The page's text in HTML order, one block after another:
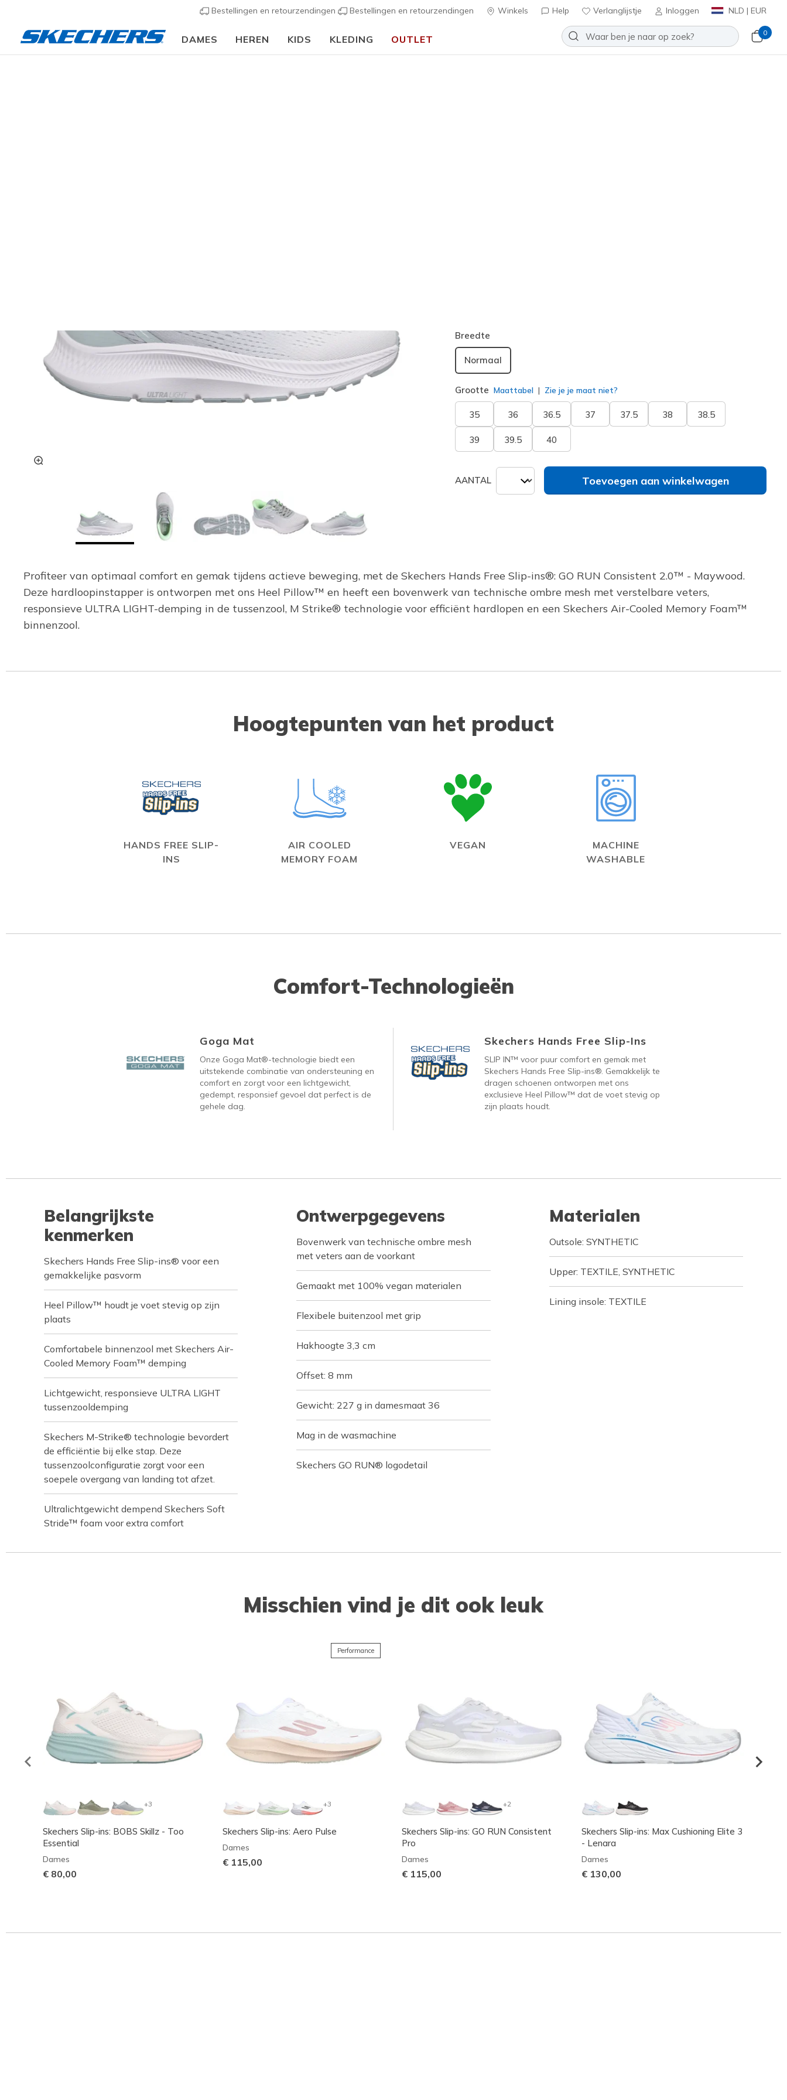
Bestellingen en retourzendingen Bestellingen en retourzendingen Winkels Help Verlanglijstje Inloggen NLD | EUR
DAMES HEREN KIDS KLEDING OUTLET
0
Breedte
Normaal
Grootte Maattabel Zie je je maat niet?
35 36 36.5 37 37.5 38 38.5
39 39.5 40
AANTAL Toevoegen aan winkelwagen
Profiteer van optimaal comfort en gemak tijdens actieve beweging, met de Skechers Hands Free Slip-ins®: GO RUN Consistent 2.0™ - Maywood.
Deze hardloopinstapper is ontworpen met ons Heel Pillow™ en heeft een bovenwerk van technische ombre mesh met verstelbare veters,
responsieve ULTRA LIGHT-demping in de tussenzool, M Strike® technologie voor efficiënt hardlopen en een Skechers Air-Cooled Memory Foam™
binnenzool.
Hoogtepunten van het product
HANDS FREE SLIP-
INS
AIR COOLED
MEMORY FOAM
VEGAN
MACHINE
WASHABLE
Comfort-Technologieën
Goga Mat
Onze Goga Mat®-technologie biedt een
uitstekende combinatie van ondersteuning en
comfort en zorgt voor een lichtgewicht,
gedempt, responsief gevoel dat perfect is de
gehele dag.
Skechers Hands Free Slip-Ins
SLIP IN™ voor puur comfort en gemak met
Skechers Hands Free Slip-ins®. Gemakkelijk te
dragen schoenen ontworpen met ons
exclusieve Heel Pillow™ dat de voet stevig op
zijn plaats houdt.
Belangrijkste
kenmerken
Skechers Hands Free Slip-ins® voor een
gemakkelijke pasvorm
Heel Pillow™ houdt je voet stevig op zijn
plaats
Comfortabele binnenzool met Skechers Air-
Cooled Memory Foam™ demping
Lichtgewicht, responsieve ULTRA LIGHT
tussenzooldemping
Skechers M-Strike® technologie bevordert
de efficiëntie bij elke stap. Deze
tussenzoolconfiguratie zorgt voor een
soepele overgang van landing tot afzet.
Ultralichtgewicht dempend Skechers Soft
Stride™ foam voor extra comfort
Ontwerpgegevens
Bovenwerk van technische ombre mesh
met veters aan de voorkant
Gemaakt met 100% vegan materialen
Flexibele buitenzool met grip
Hakhoogte 3,3 cm
Offset: 8 mm
Gewicht: 227 g in damesmaat 36
Mag in de wasmachine
Skechers GO RUN® logodetail
Materialen
Outsole: SYNTHETIC
Upper: TEXTILE, SYNTHETIC
Lining insole: TEXTILE
Misschien vind je dit ook leuk
+3
Skechers Slip-ins: BOBS Skillz - Too
Essential
Dames
€ 80,00
Performance
+3
Skechers Slip-ins: Aero Pulse
Dames
€ 115,00
+2
Skechers Slip-ins: GO RUN Consistent
Pro
Dames
€ 115,00
Skechers Slip-ins: Max Cushioning Elite 3
- Lenara
Dames
€ 130,00